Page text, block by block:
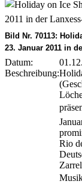
Bild Nr. 70113:
23. Januar 2011 in
Datum:
Beschreibung:
Rio